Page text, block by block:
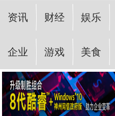
资讯 财经 娱乐
企业 游戏 美食